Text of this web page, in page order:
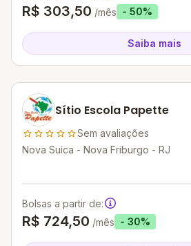
R$ 303,50 /mês - 50%
Saiba mais
Sítio Escola Papette
Sem avaliações
Nova Suica - Nova Friburgo - RJ
Bolsas a partir de:
R$ 724,50 /mês - 30%